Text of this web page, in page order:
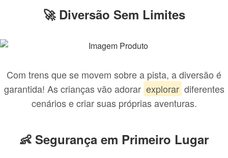
🚀 Diversão Sem Limites
Com trens que se movem sobre a pista, a diversão é
garantida! As crianças vão adorar explorar diferentes
cenários e criar suas próprias aventuras.
👶 Segurança em Primeiro Lugar